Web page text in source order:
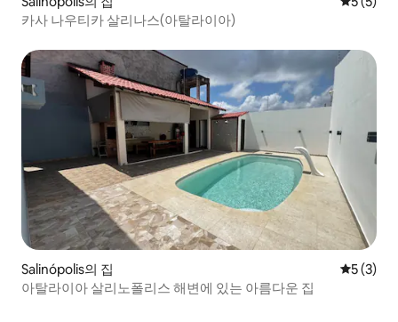
카사 나우티카 살리나스(아탈라이아)
Salinópolis의 집 평점 5점
5 (3)
아탈라이아 살리노폴리스 해변에 있는 아름다운 집